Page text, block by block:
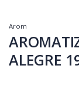
Arom
ALEGRE